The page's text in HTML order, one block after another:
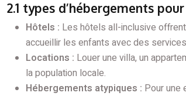
2.1 types d’hébergements
Hôtels : Les hôtels all-inclusive
accueillir les enfants avec des
Locations : Louer une villa, un
la population locale.
Hébergements atypiques : Pour une